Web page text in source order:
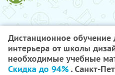
Дистанционное
интерьера от школы
необходимые учебные
Скидка до 94%. Санкт-